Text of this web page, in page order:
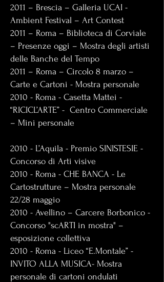
2011 – Brescia – Galleria UCAI -
Ambient Festival – Art Contest
2011 – Roma – Biblioteca di Corviale
– Presenze oggi – Mostra degli artisti
delle Banche del Tempo
2011 – Roma – Circolo 8 marzo –
Carte e Cartoni - Mostra personale
2010 - Roma - Casetta Mattei -
“RICICL’ARTE” - Centro Commerciale
– Mini personale
2010 - L’Aquila - Premio SINISTESIE -
Concorso di Arti visive
2010 - Roma - CHE BANCA - Le
Cartostrutture – Mostra personale
22/28 maggio
2010 - Avellino – Carcere Borbonico -
Concorso "scARTI in mostra" –
esposizione collettiva
2010 - Roma - Liceo “E.Montale” -
INVITO ALLA MUSICA- Mostra
personale di cartoni ondulati